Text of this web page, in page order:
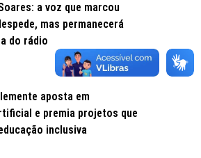
a voz que marcou
mas permanecerá
do rádio
aposta em
e premia projetos que
inclusiva